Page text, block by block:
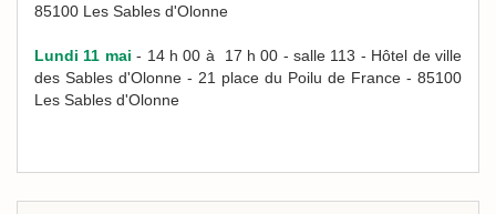
85100 Les Sables d'Olonne
Lundi 11 mai - 14 h 00 à 17 h 00 - salle 113 - Hôtel de ville
des Sables d'Olonne - 21 place du Poilu de France - 85100
Les Sables d'Olonne